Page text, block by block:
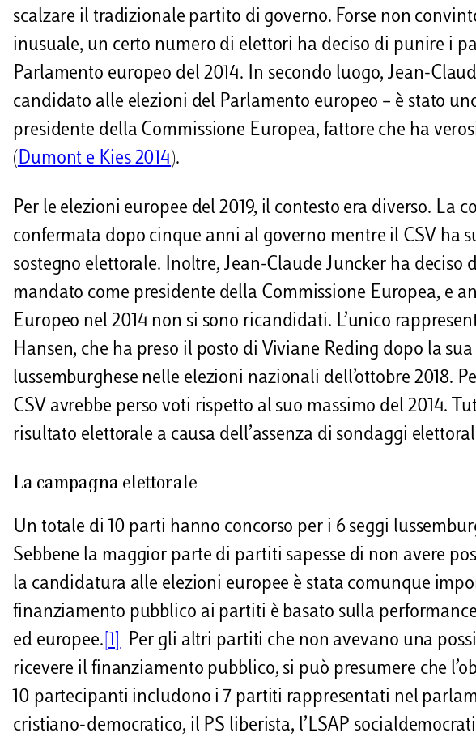
scalzare il tradizionale partito di governo. Forse non
inusuale, un certo numero di elettori ha deciso di punire i
Parlamento europeo del 2014. In secondo luogo, Jean-
candidato alle elezioni del Parlamento europeo – è stato
presidente della Commissione Europea, fattore che ha
(Dumont e Kies 2014).
Per le elezioni europee del 2019, il contesto era diverso. La
confermata dopo cinque anni al governo mentre il CSV ha
sostegno elettorale. Inoltre, Jean-Claude Juncker ha deciso
mandato come presidente della Commissione Europea, e
Europeo nel 2014 non si sono ricandidati. L’unico
Hansen, che ha preso il posto di Viviane Reding dopo la
lussemburghese nelle elezioni nazionali dell’ottobre 2018.
CSV avrebbe perso voti rispetto al suo massimo del 2014.
risultato elettorale a causa dell’assenza di sondaggi
La campagna elettorale
Un totale di 10 parti hanno concorso per i 6 seggi
Sebbene la maggior parte di partiti sapesse di non avere
la candidatura alle elezioni europee è stata comunque
finanziamento pubblico ai partiti è basato sulla
ed europee. [1]
Per gli altri partiti che non avevano una
ricevere il finanziamento pubblico, si può presumere che
10 partecipanti includono i 7 partiti rappresentati nel
cristiano-democratico, il PS liberista, l’LSAP